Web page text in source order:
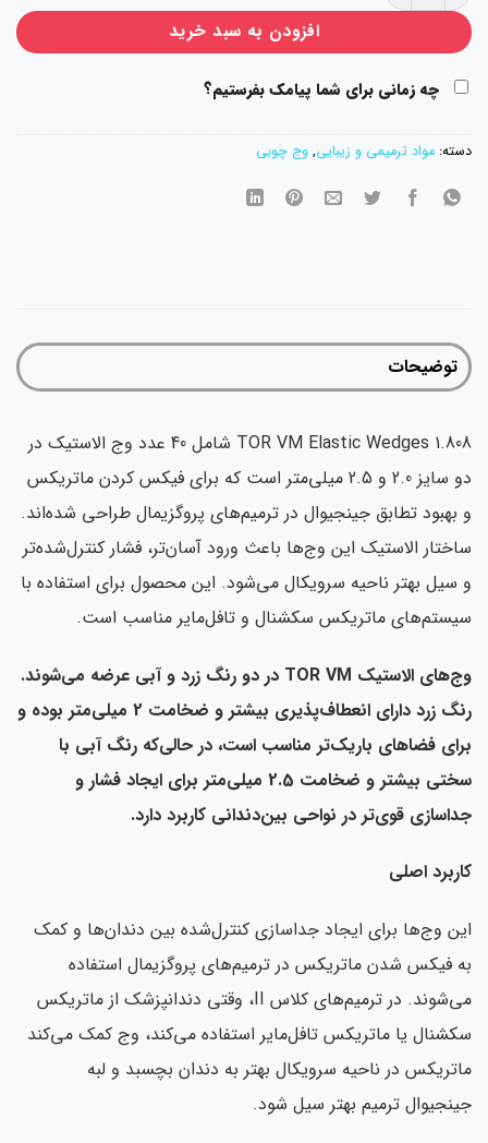
افزودن به سبد خرید
چه زمانی برای شما پیامک بفرستیم؟
دسته: مواد ترمیمی و زیبایی, وج چوبی
توضیحات
TOR VM Elastic Wedges 1.808 شامل 40 عدد وج الاستیک در
دو سایز 2.0 و 2.5 میلی‌متر است که برای فیکس کردن ماتریکس
و بهبود تطابق جینجیوال در ترمیم‌های پروگزیمال طراحی شده‌اند.
ساختار الاستیک این وج‌ها باعث ورود آسان‌تر، فشار کنترل‌شده‌تر
و سیل بهتر ناحیه سرویکال می‌شود. این محصول برای استفاده با
سیستم‌های ماتریکس سکشنال و تافل‌مایر مناسب است.
وج‌های الاستیک TOR VM در دو رنگ زرد و آبی عرضه می‌شوند.
رنگ زرد دارای انعطاف‌پذیری بیشتر و ضخامت 2 میلی‌متر بوده و
برای فضاهای باریک‌تر مناسب است، در حالی‌که رنگ آبی با
سختی بیشتر و ضخامت 2.5 میلی‌متر برای ایجاد فشار و
جداسازی قوی‌تر در نواحی بین‌دندانی کاربرد دارد.
کاربرد اصلی
این وج‌ها برای ایجاد جداسازی کنترل‌شده بین دندان‌ها و کمک
به فیکس شدن ماتریکس در ترمیم‌های پروگزیمال استفاده
می‌شوند. در ترمیم‌های کلاس II، وقتی دندانپزشک از ماتریکس
سکشنال یا ماتریکس تافل‌مایر استفاده می‌کند، وج کمک می‌کند
ماتریکس در ناحیه سرویکال بهتر به دندان بچسبد و لبه
جینجیوال ترمیم بهتر سیل شود.